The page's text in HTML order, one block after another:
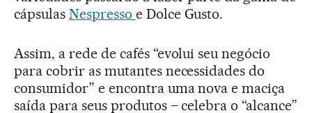
cápsulas Nespresso e Dolce Gusto.
Assim, a rede de cafés “evolui seu negócio
para cobrir as mutantes necessidades do
consumidor” e encontra uma nova e maciça
saída para seus produtos – celebra o “alcance”